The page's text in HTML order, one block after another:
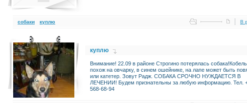
cобаки куплю В
куплю
Внимание! 22.09 в районе Строгино потерялась собака!Кобель,
похож на овчарку, в синем ошейнике, на лапе может быть
или катетер. Зовут Радж. СОБАКА СРОЧНО НУЖДАЕТСЯ В
ЛЕЧЕНИИ! Будем признательны за любую информацию. Тел.
568-68-94